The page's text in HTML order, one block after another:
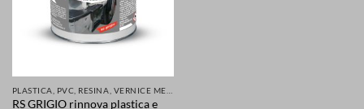
RS GRIGIO rinnova plastica e